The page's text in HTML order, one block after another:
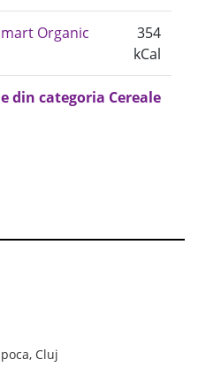
Organic
354
kCal
din categoria Cereale
Cluj